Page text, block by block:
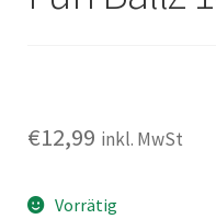
€12,99 inkl. MwSt
Vorrätig